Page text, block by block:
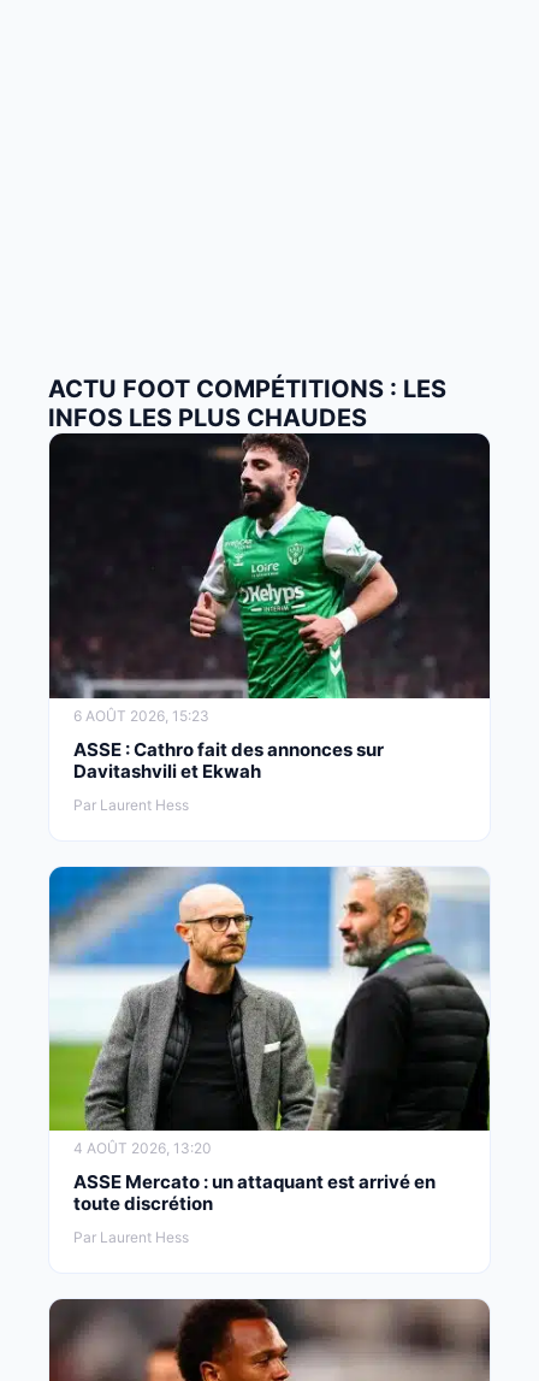
ACTU FOOT COMPÉTITIONS : LES
INFOS LES PLUS CHAUDES
6 AOÛT 2026, 15:23
ASSE : Cathro fait des annonces sur
Davitashvili et Ekwah
Par Laurent Hess
4 AOÛT 2026, 13:20
ASSE Mercato : un attaquant est arrivé en
toute discrétion
Par Laurent Hess